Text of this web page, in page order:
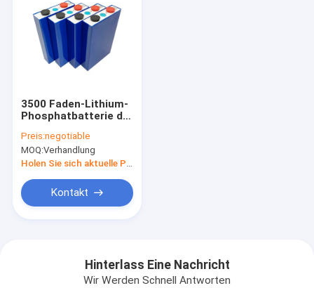
3500 Faden-Lithium-
Phosphatbatterie der
Preis:negotiable
MOQ:Verhandlung
Kontakt
Hinterlass Eine Nachricht
Wir Werden Schnell Antworten